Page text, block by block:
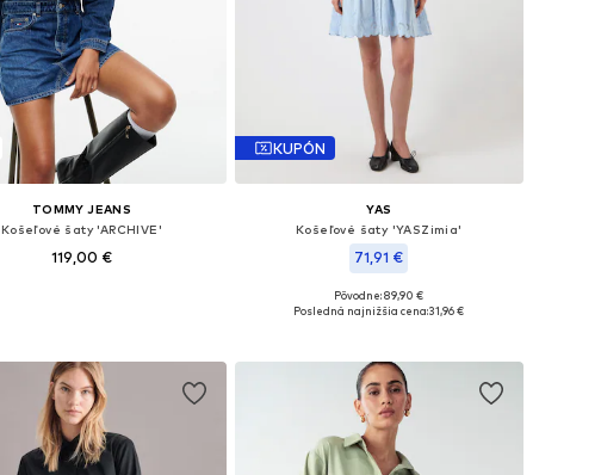
TOMMY JEANS
Košeľové šaty 'ARCHIVE'
119,00 €
KUPÓN
YAS
Košeľové šaty 'YASZimia'
71,91 €
Dostupné veľkosti: 36, 38, 42, 44, 46
Pôvodne: 89,90 €
Posledná najnižšia cena:31,96 €